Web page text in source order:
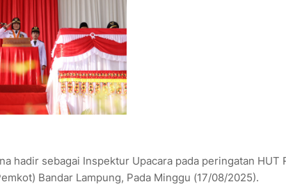
hadir sebagai Inspektur Upacara pada peringatan HUT
Bandar Lampung, Pada Minggu (17/08/2025).